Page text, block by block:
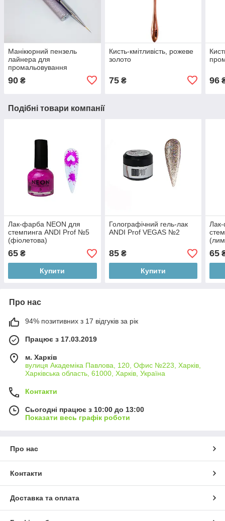
Манікюрний пензель
лайнера для
промальовування
90 ₴
Кисть-кмітливість, рожеве
золото
75₴ 96
Подібні товари компанії
Лак-фарба NEON для
стемпинга ANDI Prof №5
(фіолетова)
65 ₴
Купити
Голографічний гель-лак
ANDI Prof VEGAS №2
85₴
Купити
65
Про нас
94% позитивних з 17 відгуків за рік
Працює з 17.03.2019
м. Харків
вулиця Академіка Павлова, 120, Офис №223, Харків,
Харківська область, 61000, Харків, Україна
Контакти
Сьогодні працює з 10:00 до 13:00
Показати весь графік роботи
Про нас
Контакти
Доставка та оплата